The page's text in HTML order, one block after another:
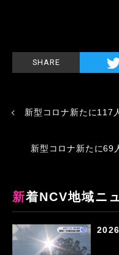
SHARE
新型コロナ新たに117
新型コロナ新たに69
新着NCV地域ニ